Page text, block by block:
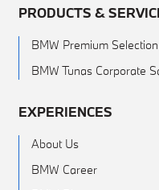
PRODUCTS &
BMW Premium Selection
BMW Tunas Corporate
EXPERIENCES
About Us
BMW Career